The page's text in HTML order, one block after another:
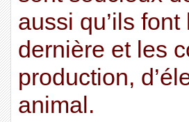
aussi qu’ils
dernière et les
production,
animal.